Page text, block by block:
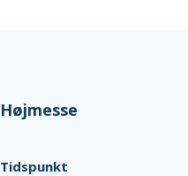
Højmesse
Tidspunkt